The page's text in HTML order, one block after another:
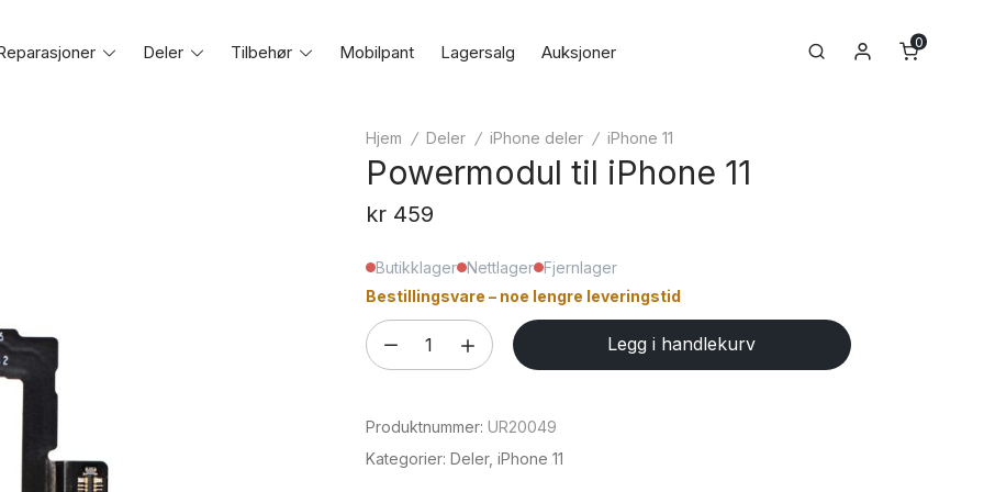
ToggleDeler
ToggleTilbehør
ToggleMobilpant Lagersalg Auksjoner Search Min konto
0
Hjem / Deler / iPhone deler / iPhone 11
Powermodul til iPhone 11
kr459
Butikklager Nettlager Fjernlager
Bestillingsvare – noe lengre leveringstid
Powermodul
til
11
antall
Legg i handlekurv
Produktnummer: UR20049
Kategorier: Deler, iPhone 11